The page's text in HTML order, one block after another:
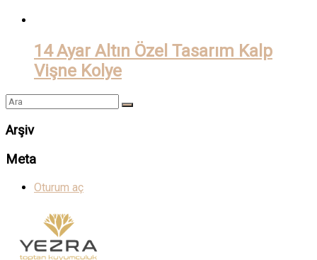
14 Ayar Altın Özel Tasarım Kalp
Vişne Kolye
Arşiv
Meta
Oturum aç